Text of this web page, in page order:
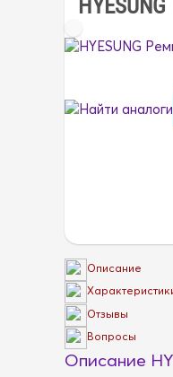
HYESUNG
Найти аналоги
Описание
Отзывы
Вопросы
Описание